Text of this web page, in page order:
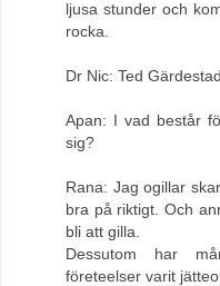
ljusa stunder och
rocka.
Dr Nic: Ted
Apan: I vad består
sig?
Rana: Jag ogillar
bra på riktigt. Och
bli att gilla.
Dessutom har
företeelser varit